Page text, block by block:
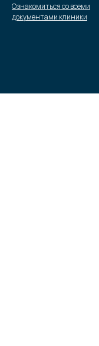
Ознакомиться со всеми
документами клиники